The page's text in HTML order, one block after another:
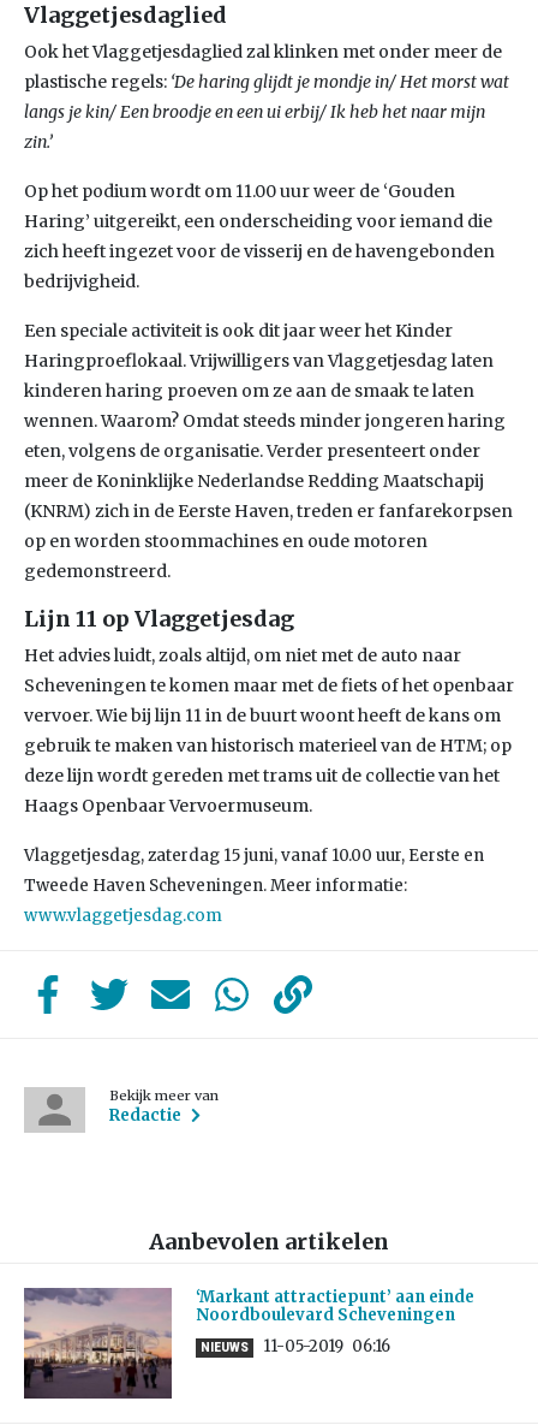
Vlaggetjesdaglied
Ook het Vlaggetjesdaglied zal klinken met onder meer de
plastische regels: ‘De haring glijdt je mondje in/ Het morst wat
langs je kin/ Een broodje en een ui erbij/ Ik heb het naar mijn
zin.’
Op het podium wordt om 11.00 uur weer de ‘Gouden
Haring’ uitgereikt, een onderscheiding voor iemand die
zich heeft ingezet voor de visserij en de havengebonden
bedrijvigheid.
Een speciale activiteit is ook dit jaar weer het Kinder
Haringproeflokaal. Vrijwilligers van Vlaggetjesdag laten
kinderen haring proeven om ze aan de smaak te laten
wennen. Waarom? Omdat steeds minder jongeren haring
eten, volgens de organisatie. Verder presenteert onder
meer de Koninklijke Nederlandse Redding Maatschapij
(KNRM) zich in de Eerste Haven, treden er fanfarekorpsen
op en worden stoommachines en oude motoren
gedemonstreerd.
Lijn 11 op Vlaggetjesdag
Het advies luidt, zoals altijd, om niet met de auto naar
Scheveningen te komen maar met de fiets of het openbaar
vervoer. Wie bij lijn 11 in de buurt woont heeft de kans om
gebruik te maken van historisch materieel van de HTM; op
deze lijn wordt gereden met trams uit de collectie van het
Haags Openbaar Vervoermuseum.
Vlaggetjesdag, zaterdag 15 juni, vanaf 10.00 uur, Eerste en
Tweede Haven Scheveningen. Meer informatie:
www.vlaggetjesdag.com
Bekijk meer van
Redactie
Aanbevolen artikelen
‘Markant attractiepunt’ aan einde
Noordboulevard Scheveningen
NIEUWS 11-05-2019 06:16